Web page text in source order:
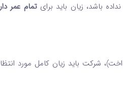
باشد، زیان باید برایتمام عمر
شرکت باید زیان کامل مورد